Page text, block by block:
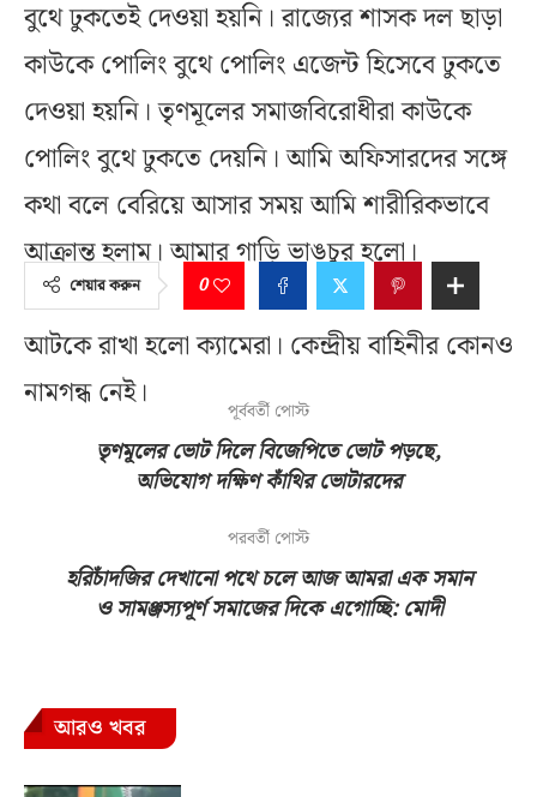
বুথে ঢুকতেই দেওয়া হয়নি। রাজ্যের শাসক দল ছাড়া
কাউকে পোলিং বুথে পোলিং এজেন্ট হিসেবে ঢুকতে
দেওয়া হয়নি। তৃণমূলের সমাজবিরোধীরা কাউকে
পোলিং বুথে ঢুকতে দেয়নি। আমি অফিসারদের সঙ্গে
কথা বলে বেরিয়ে আসার সময় আমি শারীরিকভাবে
আক্রান্ত হলাম। আমার গাড়ি ভাঙচুর হলো।
সাংবাদিকদের গাাড় ঘিরে ধরে ভাঙচুর করা হল।
আটকে রাখা হলো ক্যামেরা। কেন্দ্রীয় বাহিনীর কোনও
নামগন্ধ নেই।
শেয়ার করুন 0
পূর্ববর্তী পোস্ট
তৃণমূলের ভোট দিলে বিজেপিতে ভোট পড়ছে,
অভিযোগ দক্ষিণ কাঁথির ভোটারদের
পরবর্তী পোস্ট
হরিচাঁদজির দেখানো পথে চলে আজ আমরা এক সমান
ও সামঞ্জস্যপূর্ণ সমাজের দিকে এগোচ্ছি: মোদী
আরও খবর